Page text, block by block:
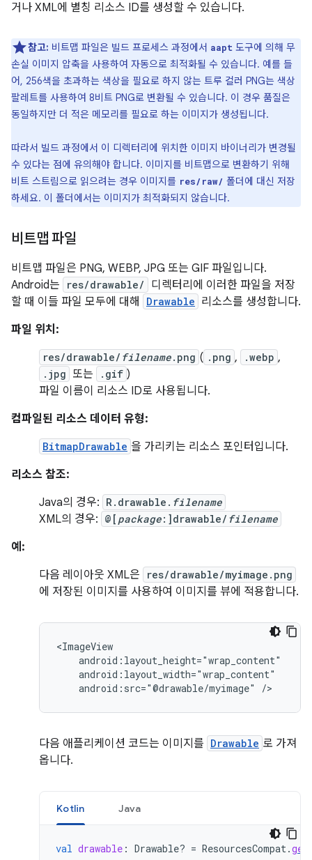
거나 XML에 별칭 리소스 ID를 생성할 수 있습니다.
참고: 비트맵 파일은 빌드 프로세스 과정에서 aapt 도구에 의해 무
손실 이미지 압축을 사용하여 자동으로 최적화될 수 있습니다. 예를 들
어, 256색을 초과하는 색상을 필요로 하지 않는 트루 컬러 PNG는 색상
팔레트를 사용하여 8비트 PNG로 변환될 수 있습니다. 이 경우 품질은
동일하지만 더 적은 메모리를 필요로 하는 이미지가 생성됩니다.
따라서 빌드 과정에서 이 디렉터리에 위치한 이미지 바이너리가 변경될
수 있다는 점에 유의해야 합니다. 이미지를 비트맵으로 변환하기 위해
비트 스트림으로 읽으려는 경우 이미지를 res/raw/ 폴더에 대신 저장
하세요. 이 폴더에서는 이미지가 최적화되지 않습니다.
비트맵 파일
비트맵 파일은 PNG, WEBP, JPG 또는 GIF 파일입니다.
Android는
res/drawable/
디렉터리에 이러한 파일을 저장
할 때 이들 파일 모두에 대해
Drawable 리소스를 생성합니다.
파일 위치:
res/drawable/ filename.png ( .png , .webp ,
.jpg 또는 .gif )
파일 이름이 리소스 ID로 사용됩니다.
컴파일된 리소스 데이터 유형:
BitmapDrawable 을 가리키는 리소스 포인터입니다.
리소스 참조:
Java의 경우: R.drawable. filename
XML의 경우: @[ package:]drawable/ filename
예:
다음 레이아웃 XML은
res/drawable/myimage.png
에 저장된 이미지를 사용하여 이미지를 뷰에 적용합니다.
android:src="@drawable/myimage"
/>
다음 애플리케이션 코드는 이미지를 Drawable 로 가져
옵니다.
Kotlin Java
val drawable : Drawable? = ResourcesCompat.